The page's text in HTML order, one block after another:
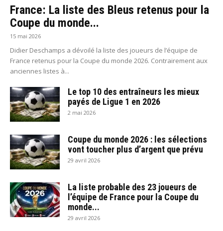
France: La liste des Bleus retenus pour la
Coupe du monde...
15 mai 2026
Didier Deschamps a dévoilé la liste des joueurs de l’équipe de
France retenus pour la Coupe du monde 2026. Contrairement aux
anciennes listes à...
Le top 10 des entraîneurs les mieux
payés de Ligue 1 en 2026
2 mai 2026
Coupe du monde 2026 : les sélections
vont toucher plus d’argent que prévu
29 avril 2026
La liste probable des 23 joueurs de
l’équipe de France pour la Coupe du
monde...
29 avril 2026